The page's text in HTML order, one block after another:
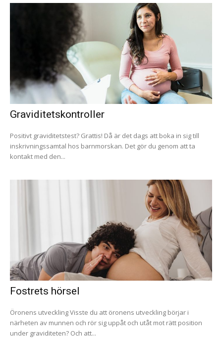
Graviditetskontroller
Positivt graviditetstest? Grattis! Då är det dags att boka in sig till
inskrivningssamtal hos barnmorskan. Det gör du genom att ta
kontakt med den...
Fostrets hörsel
Öronens utveckling Visste du att öronens utveckling börjar i
närheten av munnen och rör sig uppåt och utåt mot rätt position
under graviditeten? Och att...